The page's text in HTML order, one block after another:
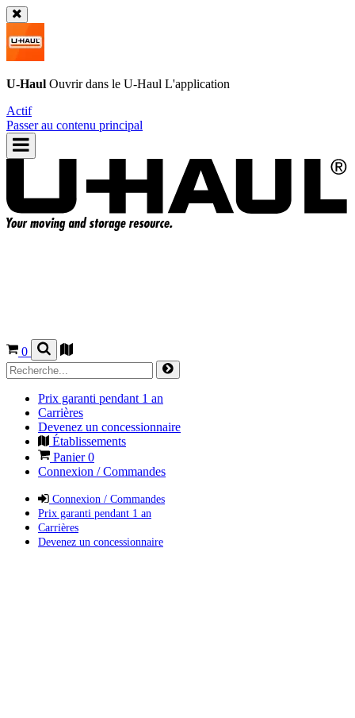
U-Haul Ouvrir dans le U-Haul L'application
Actif
Passer au contenu principal
0
Prix garanti pendant 1 an
Carrières
Devenez un concessionnaire
Établissements
Panier0
Connexion / Commandes
Connexion / Commandes
Prix garanti pendant 1 an
Carrières
Devenez un concessionnaire